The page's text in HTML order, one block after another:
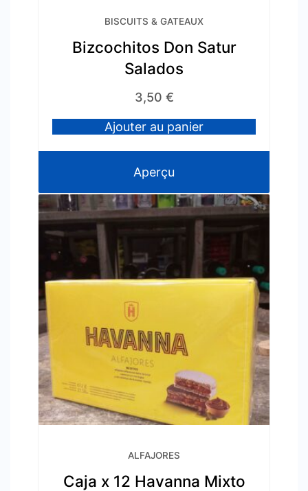
BISCUITS & GATEAUX
Bizcochitos Don Satur
Salados
3,50 €
Ajouter au panier
Aperçu
ALFAJORES
Caja x 12 Havanna Mixto